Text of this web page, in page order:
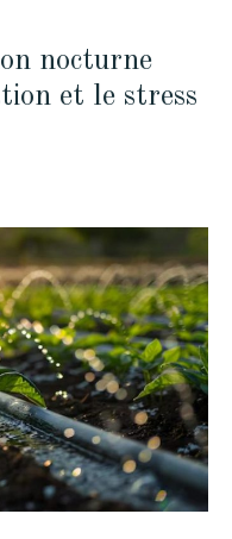
nocturne
et le stress